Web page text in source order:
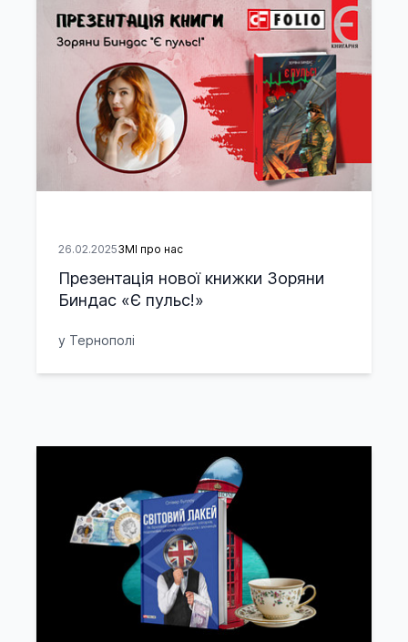
26.02.2025ЗМІ про нас
Презентація нової книжки Зоряни
Биндас «Є пульс!»
у Тернополі